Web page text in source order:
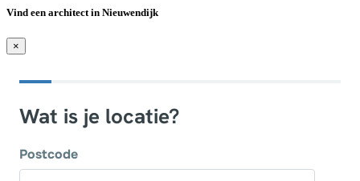
Vind een architect in Nieuwendijk
×